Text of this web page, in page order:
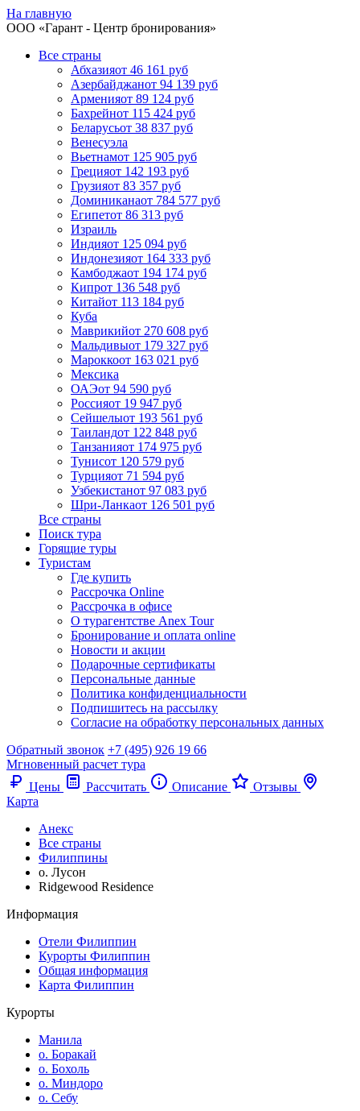
На главную
ООО «Гарант - Центр бронирования»
Все страны
Абхазияот 46 161 руб
Азербайджанот 94 139 руб
Арменияот 89 124 руб
Бахрейнот 115 424 руб
Беларусьот 38 837 руб
Венесуэла
Вьетнамот 125 905 руб
Грецияот 142 193 руб
Грузияот 83 357 руб
Доминиканаот 784 577 руб
Египетот 86 313 руб
Израиль
Индияот 125 094 руб
Индонезияот 164 333 руб
Камбоджаот 194 174 руб
Кипрот 136 548 руб
Китайот 113 184 руб
Куба
Маврикийот 270 608 руб
Мальдивыот 179 327 руб
Мароккоот 163 021 руб
Мексика
ОАЭот 94 590 руб
Россияот 19 947 руб
Сейшелыот 193 561 руб
Таиландот 122 848 руб
Танзанияот 174 975 руб
Тунисот 120 579 руб
Турцияот 71 594 руб
Узбекистанот 97 083 руб
Шри-Ланкаот 126 501 руб
Все страны
Поиск тура
Горящие туры
Туристам
Где купить
Рассрочка Online
Рассрочка в офисе
О турагентстве Anex Tour
Бронирование и оплата online
Новости и акции
Подарочные сертификаты
Персональные данные
Политика конфиденциальности
Подпишитесь на рассылку
Согласие на обработку персональных данных
Обратный звонок +7 (495) 926 19 66
Мгновенный расчет тура
Цены
Рассчитать Описание
Отзывы
Карта
Анекс
Все страны
Филиппины
о. Лусон
Ridgewood Residence
Информация
Отели Филиппин
Курорты Филиппин
Общая информация
Карта Филиппин
Курорты
Манила
о. Боракай
о. Бохоль
о. Миндоро
о. Себу